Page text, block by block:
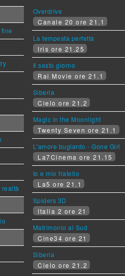
Overdrive
Canale 20 ore 21.1
La tempesta perfetta
Iris ore 21.25
Il sesto giorno
Rai Movie ore 21.1
Siberia
Cielo ore 21.2
Magic in the Moonlight
Twenty Seven ore 21.1
L'amore bugiardo - Gone Girl
La7Cinema ore 21.15
Io e mio fratello
La5 ore 21.1
Spiders 3D
Italia 2 ore 21
Matrimonio al Sud
Cine34 ore 21
Siberia
Cielo ore 21.2